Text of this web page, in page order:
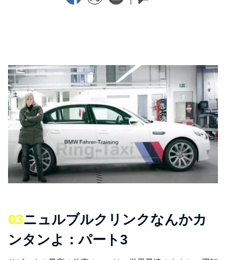
03ニュルブルクリンクなんかカ
ンタンよ：パート3